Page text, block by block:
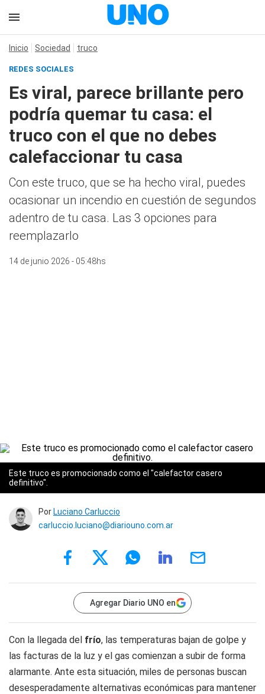
Inicio Sociedad truco
REDES SOCIALES
Es viral, parece brillante pero
podría quemar tu casa: el
truco con el que no debes
calefaccionar tu casa
Con este truco, que se ha hecho viral, puedes
ocasionar un incendio en cuestión de segundos
adentro de tu casa. Las 3 opciones para
reemplazarlo
14 de junio 2026 - 05:48hs
Este truco es promocionado como el "calefactor casero
definitivo".
Por Luciano Carluccio
carluccio.luciano@diariouno.com.ar
Agregar Diario UNO en
Con la llegada del frío, las temperaturas bajan de golpe y
las facturas de la luz y el gas comienzan a subir de forma
alarmante. Ante esta situación, miles de personas buscan
desesperadamente alternativas económicas para mantener